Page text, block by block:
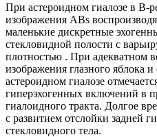
При астероидном гиалозе в В-
изображения ABs
маленькие дискретные
стекловидной полости с
плотностью . При адекватном
изображения глазного яблока
астероидном гиалозе
гиперэхогенных включений в
гиалоидного тракта. Долгое
с развитием отслойки задней
стекловидного тела.